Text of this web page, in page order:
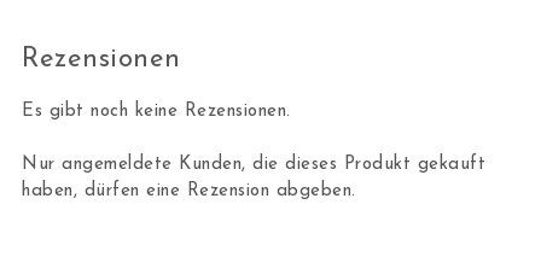
Rezensionen
Es gibt noch keine Rezensionen.
Nur angemeldete Kunden, die dieses Produkt gekauft
haben, dürfen eine Rezension abgeben.